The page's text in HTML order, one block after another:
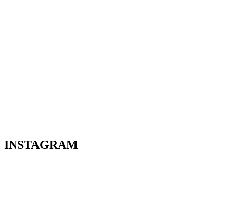
INSTAGRAM